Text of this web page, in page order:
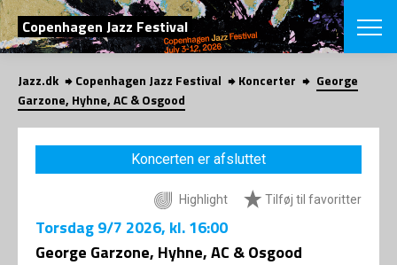
SØG
Copenhagen Jazz Festival
English
VÆLG
VINTERJAZZ
Temaer
LOCATIONS
Jazz.dk Copenhagen Jazz Festival Koncerter
George
Garzone, Hyhne, AC & Osgood
Koncerten er afsluttet
Highlight Tilføj til favoritter
Torsdag9/7 2026, kl. 16:00
George Garzone, Hyhne, AC & Osgood